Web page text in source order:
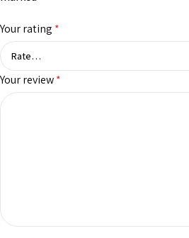
Your rating *
Your review*